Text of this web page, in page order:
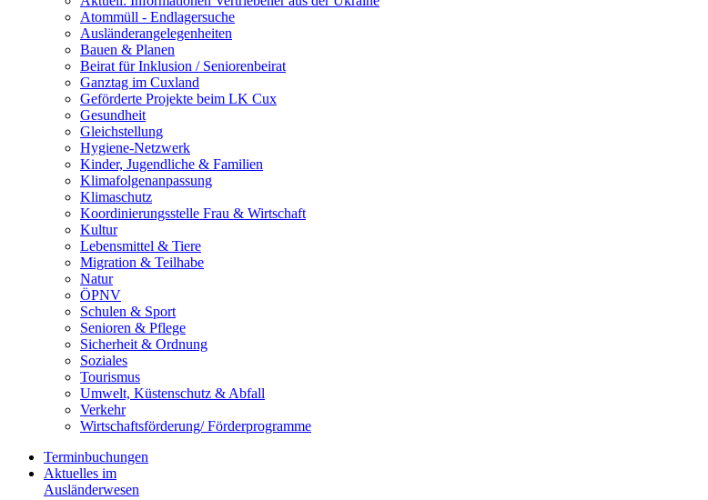
Atommüll - Endlagersuche
Ausländerangelegenheiten
Bauen & Planen
Beirat für Inklusion / Seniorenbeirat
Ganztag im Cuxland
Geförderte Projekte beim LK Cux
Gesundheit
Gleichstellung
Hygiene-Netzwerk
Kinder, Jugendliche & Familien
Klimafolgenanpassung
Klimaschutz
Koordinierungsstelle Frau & Wirtschaft
Kultur
Lebensmittel & Tiere
Migration & Teilhabe
Natur
ÖPNV
Schulen & Sport
Senioren & Pflege
Sicherheit & Ordnung
Soziales
Tourismus
Umwelt, Küstenschutz & Abfall
Verkehr
Wirtschaftsförderung/ Förderprogramme
Terminbuchungen
Aktuelles im
Ausländerwesen